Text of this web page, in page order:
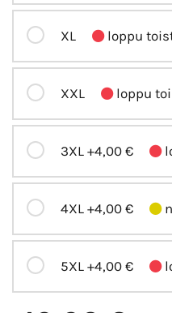
XL loppu
XXL loppu
3XL +4,00 €
4XL +4,00 €
5XL +4,00 €